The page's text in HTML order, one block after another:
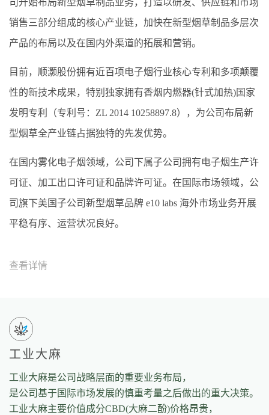
司开始布局新型烟草制品业务，打造以研发、供应链和市场
销售三部分组成的核心产业链，加快在新型烟草制品多层次
产品的布局以及在国内外渠道的拓展和营销。
目前，顺灏股份拥有近百项电子烟行业核心专利和多项颠覆
性的新技术成果，特别独家拥有香烟内燃器(针式加热)国家
发明专利（专利号：ZL 2014 10258897.8），为公司布局新
型烟草全产业链占据独特的先发优势。
在国内雾化电子烟领域，公司下属子公司拥有电子烟生产许
可证、加工出口许可证和品牌许可证。在国际市场领域，公
司旗下美国子公司新型烟草品牌 e10 labs 海外市场业务开展
平稳有序、运营状况良好。
查看详情
工业大麻
工业大麻是公司战略层面的重要业务布局，
是公司基于国际市场发展的慎重考量之后做出的重大决策。
工业大麻主要价值成分CBD(大麻二酚)价格昂贵，